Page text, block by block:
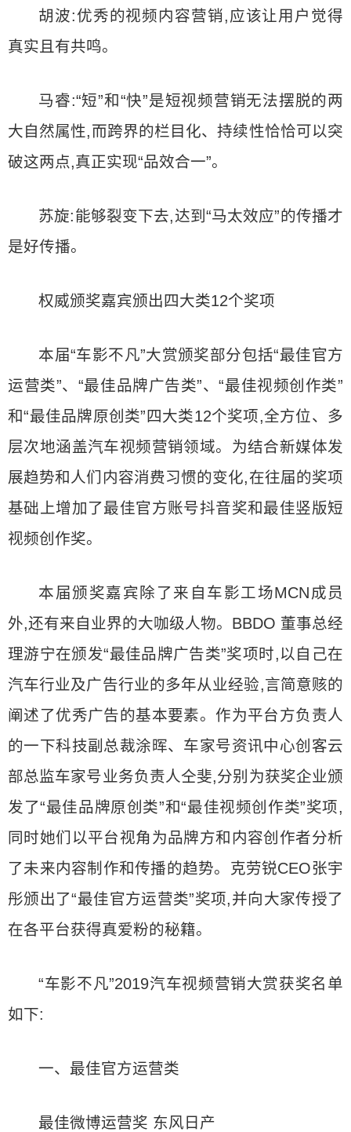
胡波:优秀的视频内容营销,应该让用户觉得
真实且有共鸣。
马睿:“短”和“快”是短视频营销无法摆脱的两
大自然属性,而跨界的栏目化、持续性恰恰可以突
破这两点,真正实现“品效合一”。
苏旋:能够裂变下去,达到“马太效应”的传播才
是好传播。
权威颁奖嘉宾颁出四大类12个奖项
本届“车影不凡”大赏颁奖部分包括“最佳官方
运营类”、“最佳品牌广告类”、“最佳视频创作类”
和“最佳品牌原创类”四大类12个奖项,全方位、多
层次地涵盖汽车视频营销领域。为结合新媒体发
展趋势和人们内容消费习惯的变化,在往届的奖项
基础上增加了最佳官方账号抖音奖和最佳竖版短
视频创作奖。
本届颁奖嘉宾除了来自车影工场MCN成员
外,还有来自业界的大咖级人物。BBDO 董事总经
理游宁在颁发“最佳品牌广告类”奖项时,以自己在
汽车行业及广告行业的多年从业经验,言简意赅的
阐述了优秀广告的基本要素。作为平台方负责人
的一下科技副总裁涂晖、车家号资讯中心创客云
部总监车家号业务负责人仝斐,分别为获奖企业颁
发了“最佳品牌原创类”和“最佳视频创作类”奖项,
同时她们以平台视角为品牌方和内容创作者分析
了未来内容制作和传播的趋势。克劳锐CEO张宇
彤颁出了“最佳官方运营类”奖项,并向大家传授了
在各平台获得真爱粉的秘籍。
“车影不凡”2019汽车视频营销大赏获奖名单
如下:
一、最佳官方运营类
最佳微博运营奖 东风日产